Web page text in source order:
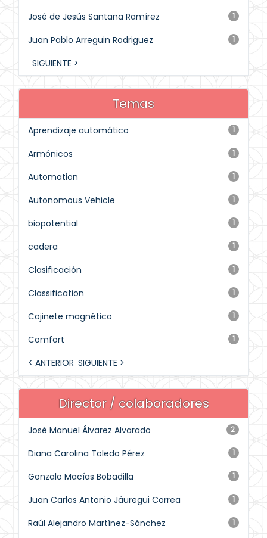
1
José de Jesús Santana Ramírez
1
Juan Pablo Arreguin Rodriguez
SIGUIENTE >
Temas
1
Aprendizaje automático
1
Armónicos
1
Automation
1
Autonomous Vehicle
1
biopotential
1
cadera
1
Clasificación
1
Classification
1
Cojinete magnético
1
Comfort
< ANTERIOR SIGUIENTE >
Director / colaboradores
2
José Manuel Álvarez Alvarado
1
Diana Carolina Toledo Pérez
1
Gonzalo Macías Bobadilla
1
Juan Carlos Antonio Jáuregui Correa
1
Raúl Alejandro Martínez-Sánchez